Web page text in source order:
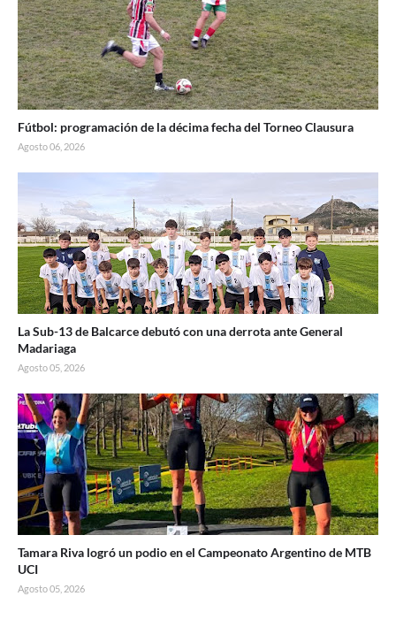
Fútbol: programación de la décima fecha del Torneo Clausura
Agosto 06, 2026
La Sub-13 de Balcarce debutó con una derrota ante General
Madariaga
Agosto 05, 2026
Tamara Riva logró un podio en el Campeonato Argentino de MTB
UCI
Agosto 05, 2026